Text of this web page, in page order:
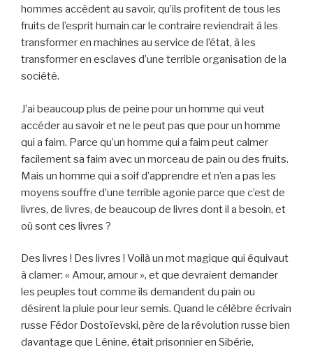
hommes accèdent au savoir, qu’ils profitent de tous les
fruits de l’esprit humain car le contraire reviendrait à les
transformer en machines au service de l’état, à les
transformer en esclaves d’une terrible organisation de la
société.
J’ai beaucoup plus de peine pour un homme qui veut
accéder au savoir et ne le peut pas que pour un homme
qui a faim. Parce qu’un homme qui a faim peut calmer
facilement sa faim avec un morceau de pain ou des fruits.
Mais un homme qui a soif d’apprendre et n’en a pas les
moyens souffre d’une terrible agonie parce que c’est de
livres, de livres, de beaucoup de livres dont il a besoin, et
où sont ces livres ?
Des livres ! Des livres ! Voilà un mot magique qui équivaut
à clamer: « Amour, amour », et que devraient demander
les peuples tout comme ils demandent du pain ou
désirent la pluie pour leur semis. Quand le célèbre écrivain
russe Fédor Dostoïevski, père de la révolution russe bien
davantage que Lénine, était prisonnier en Sibérie,